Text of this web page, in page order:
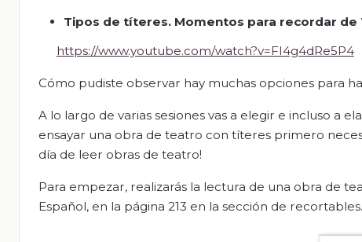
Tipos de títeres. Momentos para recordar de
https://www.youtube.com/watch?v=FI4g4dRe5P4
Cómo pudiste observar hay muchas opciones para
A lo largo de varias sesiones vas a elegir e incluso a
ensayar una obra de teatro con títeres primero
día de leer obras de teatro!
Para empezar, realizarás la lectura de una obra de
Español, en la página 213 en la sección de recortables.